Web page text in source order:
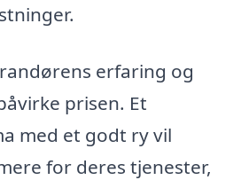
erfaring og
prisen. Et
med et godt ry vil
for deres tjenester,